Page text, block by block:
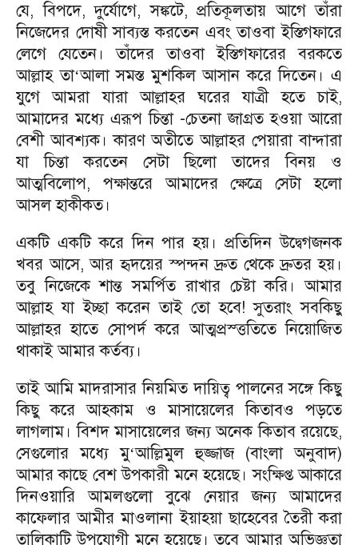
যে, বিপদে, দুর্যোগে, সঙ্কটে, প্রতিকূলতায় আগে তাঁরা
নিজেদের দোষী সাব্যস্ত করতেন এবং তাওবা ইস্তিগফারে
লেগে যেতেন। তাঁদের তাওবা ইস্তিগফারের বরকতে
আল্লাহ তা‘আলা সমস্ত মুশকিল আসান করে দিতেন। এ
যুগে আমরা যারা আল্লাহর ঘরের যাত্রী হতে চাই,
আমাদের মধ্যে এরূপ চিন্তা -চেতনা জাগ্রত হওয়া আরো
বেশী আবশ্যক। কারণ অতীতে আল্লাহর পেয়ারা বান্দারা
যা চিন্তা করতেন সেটা ছিলো তাদের বিনয় ও
আত্মবিলোপ, পক্ষান্তরে আমাদের ক্ষেত্রে সেটা হলো
আসল হাকীকত।
একটি একটি করে দিন পার হয়। প্রতিদিন উদ্বেগজনক
খবর আসে, আর হৃদয়ের স্পন্দন দ্রুত থেকে দ্রুতর হয়।
তবু নিজেকে শান্ত সমর্পিত রাখার চেষ্টা করি। আমার
আল্লাহ যা ইচ্ছা করেন তাই তো হবে! সুতরাং সবকিছু
আল্লাহর হাতে সোপর্দ করে আত্মপ্রস্ত্ততিতে নিয়োজিত
থাকাই আমার কর্তব্য।
তাই আমি মাদরাসার নিয়মিত দায়িত্ব পালনের সঙ্গে কিছু
কিছু করে আহকাম ও মাসায়েলের কিতাবও পড়তে
লাগলাম। বিশদ মাসায়েলের জন্য অনেক কিতাব রয়েছে,
সেগুলোর মধ্যে মু‘আল্লিমুল হুজ্জাজ (বাংলা অনুবাদ)
আমার কাছে বেশ উপকারী মনে হয়েছে। সংক্ষিপ্ত আকারে
দিনওয়ারি আমলগুলো বুঝে নেয়ার জন্য আমাদের
কাফেলার আমীর মাওলানা ইয়াহয়া ছাহেবের তৈরী করা
তালিকাটি উপযোগী মনে হয়েছে। তবে আমার অভিজ্ঞতা